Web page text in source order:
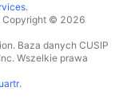
.
Copyright © 2026
Baza danych CUSIP
Wszelkie prawa
.